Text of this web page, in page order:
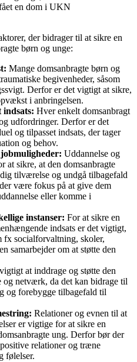
en dom i UKN
der bidrager til at sikre en
børn og unge:
Mange domsanbragte børn og
begivenheder, såsom
Derfor er det vigtigt at sikre,
i anbringelsen.
indsats: Hver enkelt domsanbragt
udfordringer. Derfor er det
og tilpasset indsats, der tager
og behov.
Uddannelse og
at sikre, at den domsanbragte
tilværelse og undgå tilbagefald
være fokus på at give dem
eller komme i
instanser: For at sikre en
indsats er det vigtigt,
fx socialforvaltning, skoler,
samarbejder om at støtte den
at inddrage og støtte den
og netværk, da det kan bidrage til
og forebygge tilbagefald til
Relationer og evnen til at
er vigtige for at sikre en
ung. Derfor bør der
relationer og træne
følelser.